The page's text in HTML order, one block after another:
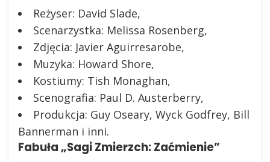
Reżyser: David Slade,
Scenarzystka: Melissa Rosenberg,
Zdjęcia: Javier Aguirresarobe,
Muzyka: Howard Shore,
Kostiumy: Tish Monaghan,
Scenografia: Paul D. Austerberry,
Produkcja: Guy Oseary, Wyck Godfrey, Bill
Bannerman i inni.
Fabuła „Sagi Zmierzch: Zaćmienie”